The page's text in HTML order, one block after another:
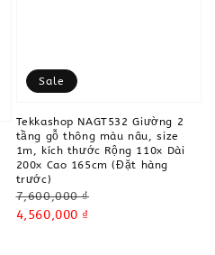
Sale
Tekkashop NAGT532 Giường 2
tầng gỗ thông màu nâu, size
1m, kích thước Rộng 110x Dài
200x Cao 165cm (Đặt hàng
trước)
Regular
price
7,600,000 ₫
Sale
4,560,000 ₫